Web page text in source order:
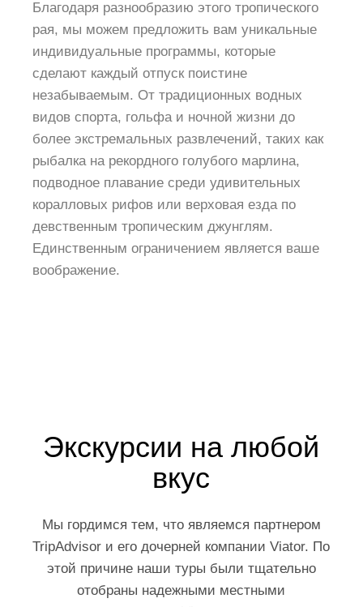
Благодаря разнообразию этого тропического
рая, мы можем предложить вам уникальные
индивидуальные программы, которые
сделают каждый отпуск поистине
незабываемым. От традиционных водных
видов спорта, гольфа и ночной жизни до
более экстремальных развлечений, таких как
рыбалка на рекордного голубого марлина,
подводное плавание среди удивительных
коралловых рифов или верховая езда по
девственным тропическим джунглям.
Единственным ограничением является ваше
воображение.
Экскурсии на любой
вкус
Мы гордимся тем, что являемся партнером
TripAdvisor и его дочерней компании Viator. По
этой причине наши туры были тщательно
отобраны надежными местными